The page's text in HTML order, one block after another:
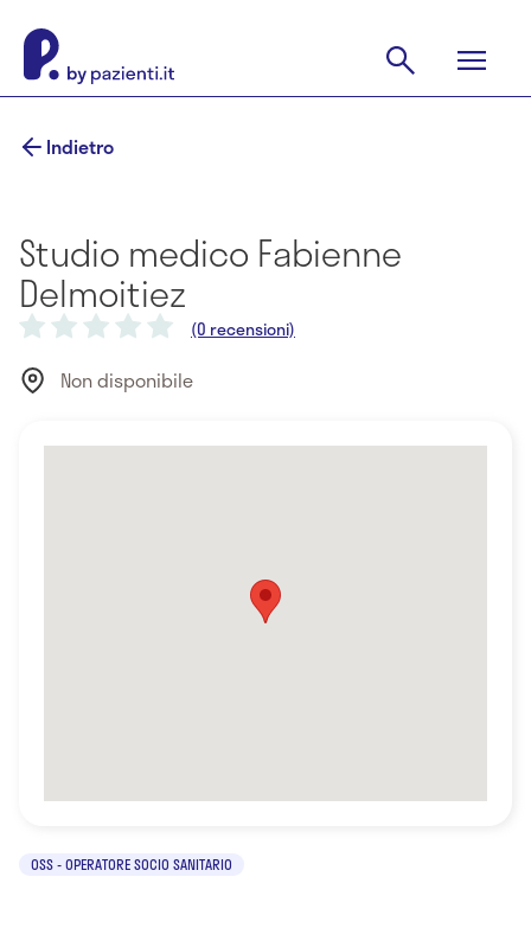
Indietro
Studio medico Fabienne
Delmoitiez
(0 recensioni)
Non disponibile
OSS - OPERATORE SOCIO SANITARIO